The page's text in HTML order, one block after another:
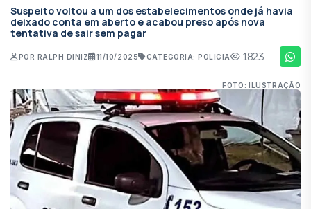
Suspeito voltou a um dos estabelecimentos onde já havia
deixado conta em aberto e acabou preso após nova
tentativa de sair sem pagar
POR RALPH DINIZ 11/10/2025 CATEGORIA: POLÍCIA 1823
FOTO: ILUSTRAÇÃO